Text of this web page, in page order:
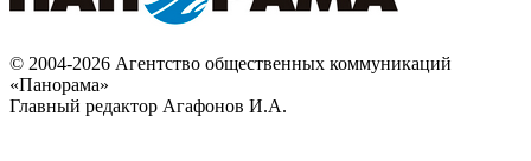
© 2004-2026 Агентство общественных коммуникаций
«Панорама»
Главный редактор Агафонов И.А.